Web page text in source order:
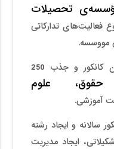
تحصیلات
فعالیت­‌های تدارکاتی
مووسسه‌.
برگزاری نخستین آزمون کانکور و جذب 250
حقوق، علوم
آموزشی.
سالانه و ایجاد رشته
ایجاد مدیریت